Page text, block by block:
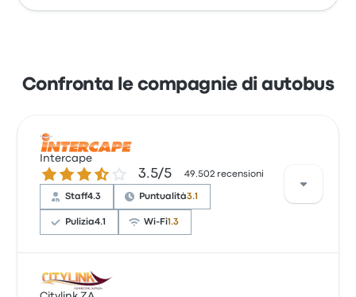
Confronta le compagnie di autobus
Intercape
3.5 su 5 stelle 3.5/5 49.502 recensioni
Staff4.3 Puntualità3.1
Pulizia4.1 Wi-Fi1.3
Sulla base di 19 recensioni, Intercape è stata